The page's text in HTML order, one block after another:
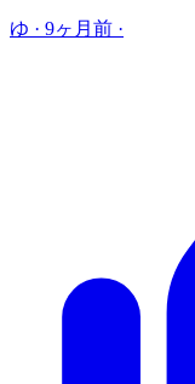
ゆ · 9ヶ月前 ·